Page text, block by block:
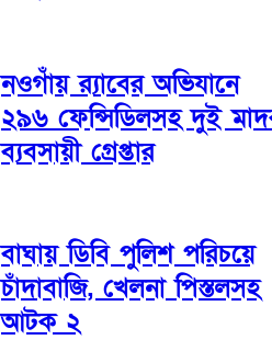
নওগাঁয় র‌্যাবের অভিযানে
২৯৬ ফেন্সিডিলসহ দুই
ব্যবসায়ী গ্রেপ্তার
বাঘায় ডিবি পুলিশ পরিচয়ে
চাঁদাবাজি, খেলনা পিস্তলসহ
আটক ২